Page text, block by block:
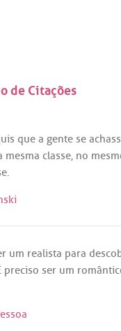
de Citações
que a gente se
mesma classe, no
.
um realista para
preciso ser um